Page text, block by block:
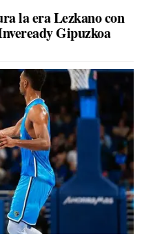
la era Lezkano con
Gipuzkoa